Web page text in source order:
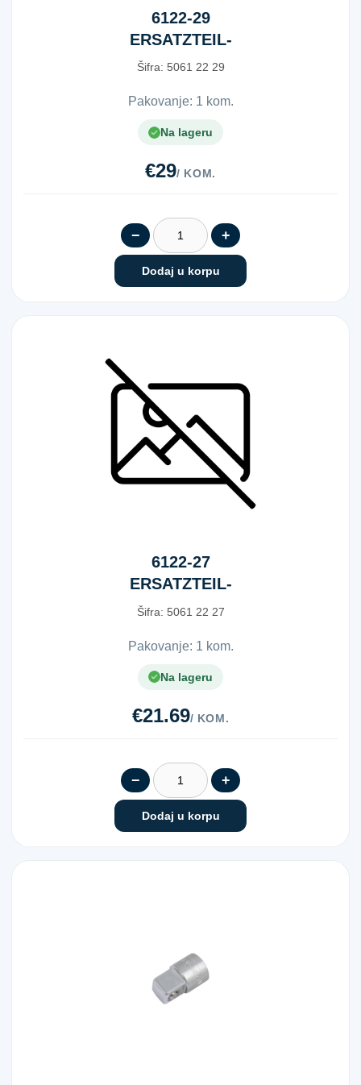
6122-29
ERSATZTEIL-
SATZ
Šifra: 5​0​6​1​ ​2​2​ ​2​9​
Pakovanje: 1 kom.
Na lageru
€29/ KOM.
− +
Dodaj u korpu
6122-27
ERSATZTEIL-
SATZ
Šifra: 5​0​6​1​ ​2​2​ ​2​7​
Pakovanje: 1 kom.
Na lageru
€21.69/ KOM.
− +
Dodaj u korpu